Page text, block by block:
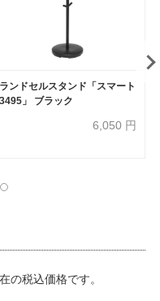
ランドセルスタンド「スマート
3495」 ブラック
6,050 円
の税込価格です。